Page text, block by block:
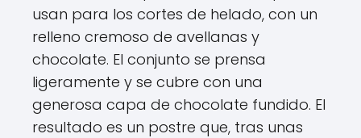
usan para los cortes de helado, con un
relleno cremoso de avellanas y
chocolate. El conjunto se prensa
ligeramente y se cubre con una
generosa capa de chocolate fundido. El
resultado es un postre que, tras unas